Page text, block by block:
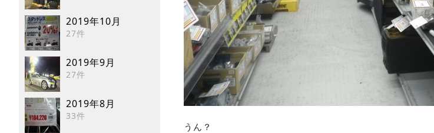
2019年10月
27件
2019年9月
27件
2019年8月
33件
うん？